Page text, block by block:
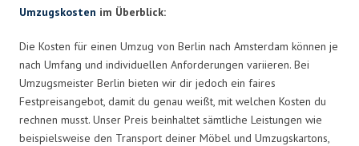
Umzugskosten im Überblick:
Die Kosten für einen Umzug von Berlin nach Amsterdam können je
nach Umfang und individuellen Anforderungen variieren. Bei
Umzugsmeister Berlin bieten wir dir jedoch ein faires
Festpreisangebot, damit du genau weißt, mit welchen Kosten du
rechnen musst. Unser Preis beinhaltet sämtliche Leistungen wie
beispielsweise den Transport deiner Möbel und Umzugskartons,